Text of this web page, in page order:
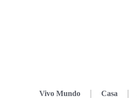
Vivo Mundo Casa